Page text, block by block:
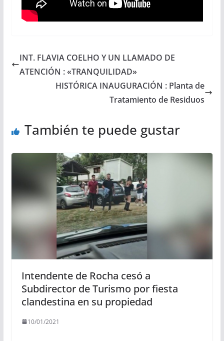
INT. FLAVIA COELHO Y UN LLAMADO DE
ATENCIÓN : «TRANQUILIDAD»
HISTÓRICA INAUGURACIÓN : Planta de
Tratamiento de Residuos
También te puede gustar
Intendente de Rocha cesó a
Subdirector de Turismo por fiesta
clandestina en su propiedad
10/01/2021